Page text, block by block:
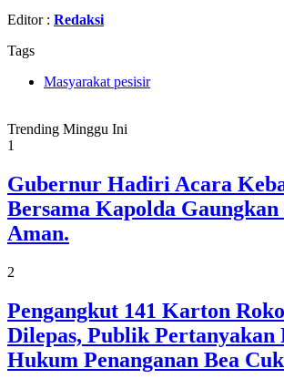
Editor : Redaksi
Tags
Masyarakat pesisir
Trending Minggu Ini
1
Gubernur Hadiri Acara
Bersama Kapolda
Aman.
2
Pengangkut 141 Karton
Dilepas, Publik Pertanyakan
Hukum Penanganan Bea